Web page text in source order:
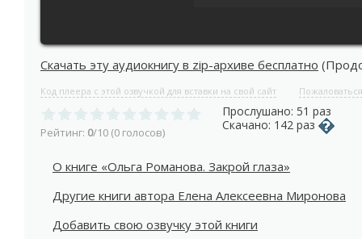
Скачать эту аудиокнигу в zip-архиве бесплатно
Код плеера с этой озвучкой для вставки на свой сайт Пожаловаться
Рейтинг: 0/10 (0 голосов)
Прослушано: 51 раз
Скачано: 142 раз
О книге «Ольга Романова. Закрой глаза»
Другие книги автора Елена Алексеевна Миронова
Добавить свою озвучку этой книги